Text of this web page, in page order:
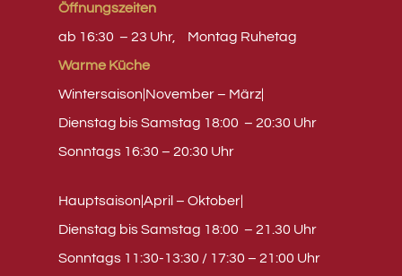
Öffnungszeiten
ab 16:30 – 23 Uhr,
Montag Ruhetag
Warme Küche
Wintersaison|November – März|
Dienstag bis Samstag 18:00 – 20:30 Uhr
Sonntags 16:30 – 20:30 Uhr
Hauptsaison|April – Oktober|
Dienstag bis Samstag 18:00 – 21.30 Uhr
Sonntags 11:30-13:30 / 17:30 – 21:00 Uhr